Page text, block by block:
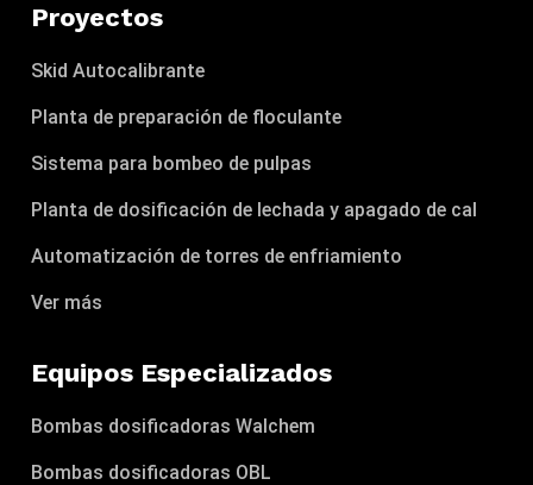
Proyectos
Skid Autocalibrante
Planta de preparación de floculante
Sistema para bombeo de pulpas
Planta de dosificación de lechada y apagado de cal
Automatización de torres de enfriamiento
Ver más
Equipos Especializados
Bombas dosificadoras Walchem
Bombas dosificadoras OBL